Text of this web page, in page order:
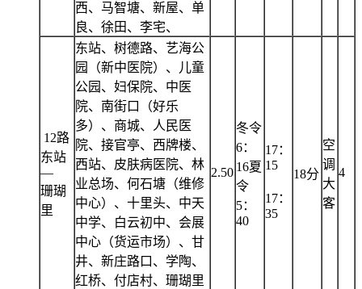
西、马智塘、新屋、单
良、徐田、李宅、
12路
东站
—
珊瑚
里
东站、树德路、艺海公
园（新中医院）、儿童
公园、妇保院、中医
院、南街口（好乐
多）、商城、人民医
院、接官亭、西牌楼、
西站、皮肤病医院、林
业总场、何石塘（维修
中心）、十里头、中天
中学、白云初中、会展
中心（货运市场）、甘
井、新庄路口、学陶、
红桥、付店村、珊瑚里
2.50
冬令
6：
16夏
令
5：
40
17：
15
17：
35
18分
空
调
大
客
4